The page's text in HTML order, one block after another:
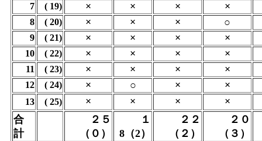
7 ( 19) × × × ×
8 ( 20) × × × ○
9 ( 21) × × × ×
10 ( 22) × × × ×
11 ( 23) × × × ×
12 ( 24) × ○ × ×
13 ( 25) × × ×
×
合
計
２５
（０）
１
8（2）
２２
（２）
２０
（３）